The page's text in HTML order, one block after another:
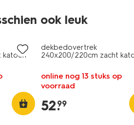
ook leuk
katoen
dekbedovertrek
240x200/220cm zacht
online nog 13 stuks op
voorraad
52.
99